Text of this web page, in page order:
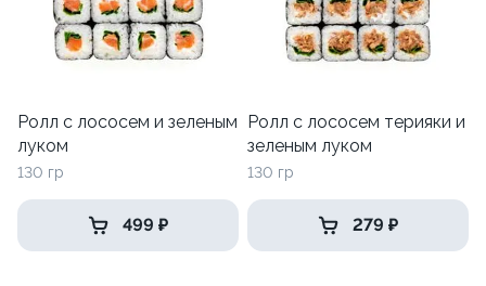
Ролл с лососем и зеленым
луком
130 гр
499 ₽
Ролл с лососем терияки и
зеленым луком
130 гр
279 ₽